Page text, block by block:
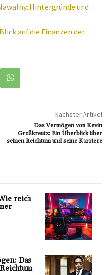
Hintergründe und
auf die Finanzen der
Nächster Artikel
Das Vermögen von Kevin
Großkreutz: Ein Überblick über
seinen Reichtum und seine Karriere
reich
Das